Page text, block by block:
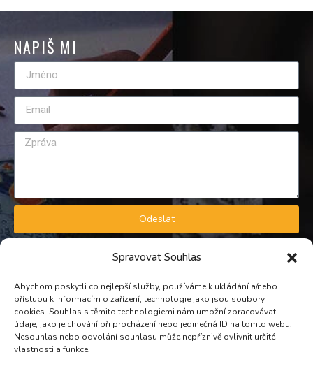
Spravovat Souhlas
Abychom poskytli co nejlepší služby, používáme k ukládání a/nebo
přístupu k informacím o zařízení, technologie jako jsou soubory
cookies. Souhlas s těmito technologiemi nám umožní zpracovávat
údaje, jako je chování při procházení nebo jedinečná ID na tomto webu.
Nesouhlas nebo odvolání souhlasu může nepříznivě ovlivnit určité
vlastnosti a funkce.
NAPIŠ MI
Odeslat
GDPR A OBCHODNÍ PODMÍNKY
Obchodní podmínky
KONTAKT
TELEFON